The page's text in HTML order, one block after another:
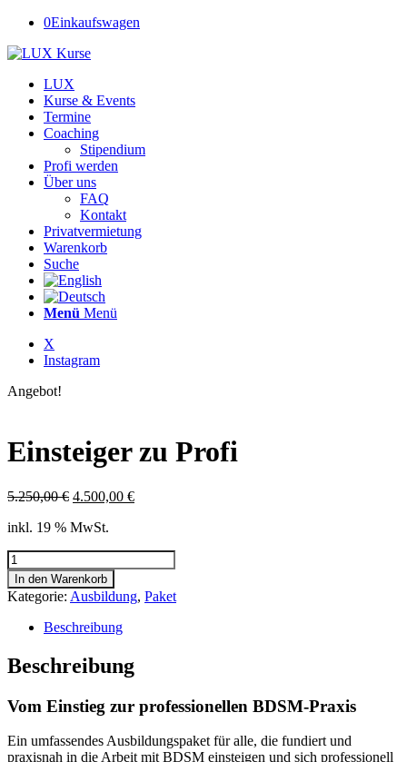
0Einkaufswagen
LUX
Kurse & Events
Termine
Coaching
Stipendium
Profi werden
Über uns
FAQ
Kontakt
Privatvermietung
Warenkorb
Suche
Menü Menü
X
Instagram
Angebot!
Einsteiger zu Profi
5.250,00€ Ursprünglicher
war:
4.500,00 €Aktueller
inkl. 19 % MwSt.
Einsteiger
zu
Profi
Menge
In den Warenkorb
Kategorie: Ausbildung, Paket
Beschreibung
Beschreibung
Vom Einstieg zur professionellen BDSM-Praxis
Ein umfassendes Ausbildungspaket für alle, die fundiert und
praxisnah in die Arbeit mit BDSM einsteigen und sich professionell